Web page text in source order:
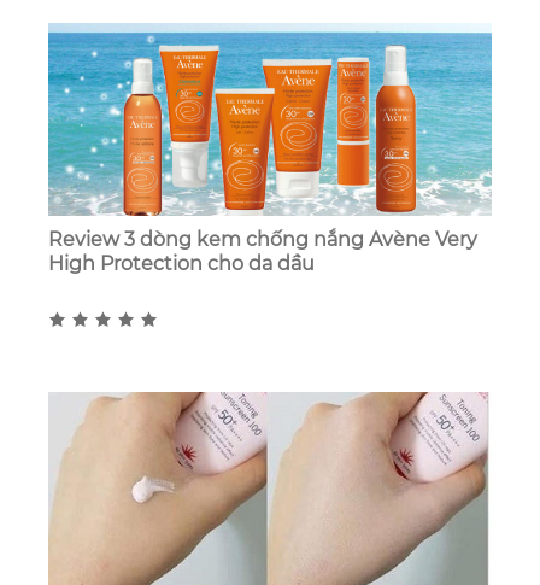
Review 3 dòng kem chống nắng Avène Very
High Protection cho da dầu